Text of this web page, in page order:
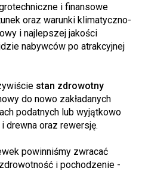
i finansowe
oraz warunki klimatyczno-
i najlepszej jakości
nabywców po atrakcyjnej
stan zdrowotny
do nowo zakładanych
podatnych lub wyjątkowo
drewna oraz rewersję.
powinniśmy zwracać
i pochodzenie -